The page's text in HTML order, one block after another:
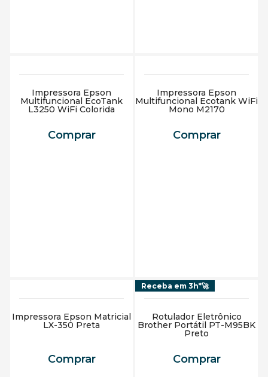
Impressora Epson
Multifuncional EcoTank
L3250 WiFi Colorida
Comprar
Impressora Epson
Multifuncional Ecotank WiFi
Mono M2170
Comprar
Impressora Epson Matricial
LX-350 Preta
Comprar
Receba em 3h*🚀
Rotulador Eletrônico
Brother Portátil PT-M95BK
Preto
Comprar